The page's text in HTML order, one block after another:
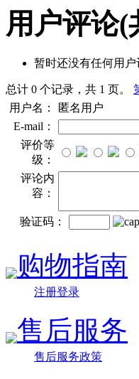
用户评论(
暂时还没有任何用户
总计 0 个记录，共 1 页。
用户名：
匿名用户
E-mail：
评价等
级：
评论内
容：
验证码：
购物指南
注册登录
售后服务
售后服务政策